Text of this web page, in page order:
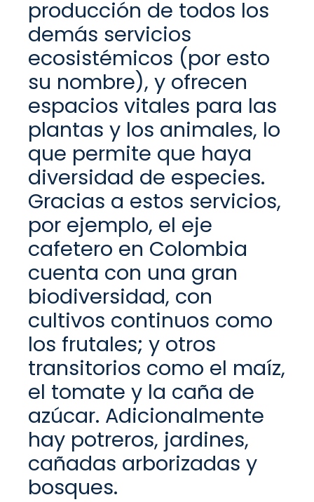
producción de todos los
demás servicios
ecosistémicos (por esto
su nombre), y ofrecen
espacios vitales para las
plantas y los animales, lo
que permite que haya
diversidad de especies.
Gracias a estos servicios,
por ejemplo, el eje
cafetero en Colombia
cuenta con una gran
biodiversidad, con
cultivos continuos como
los frutales; y otros
transitorios como el maíz,
el tomate y la caña de
azúcar. Adicionalmente
hay potreros, jardines,
cañadas arborizadas y
bosques.